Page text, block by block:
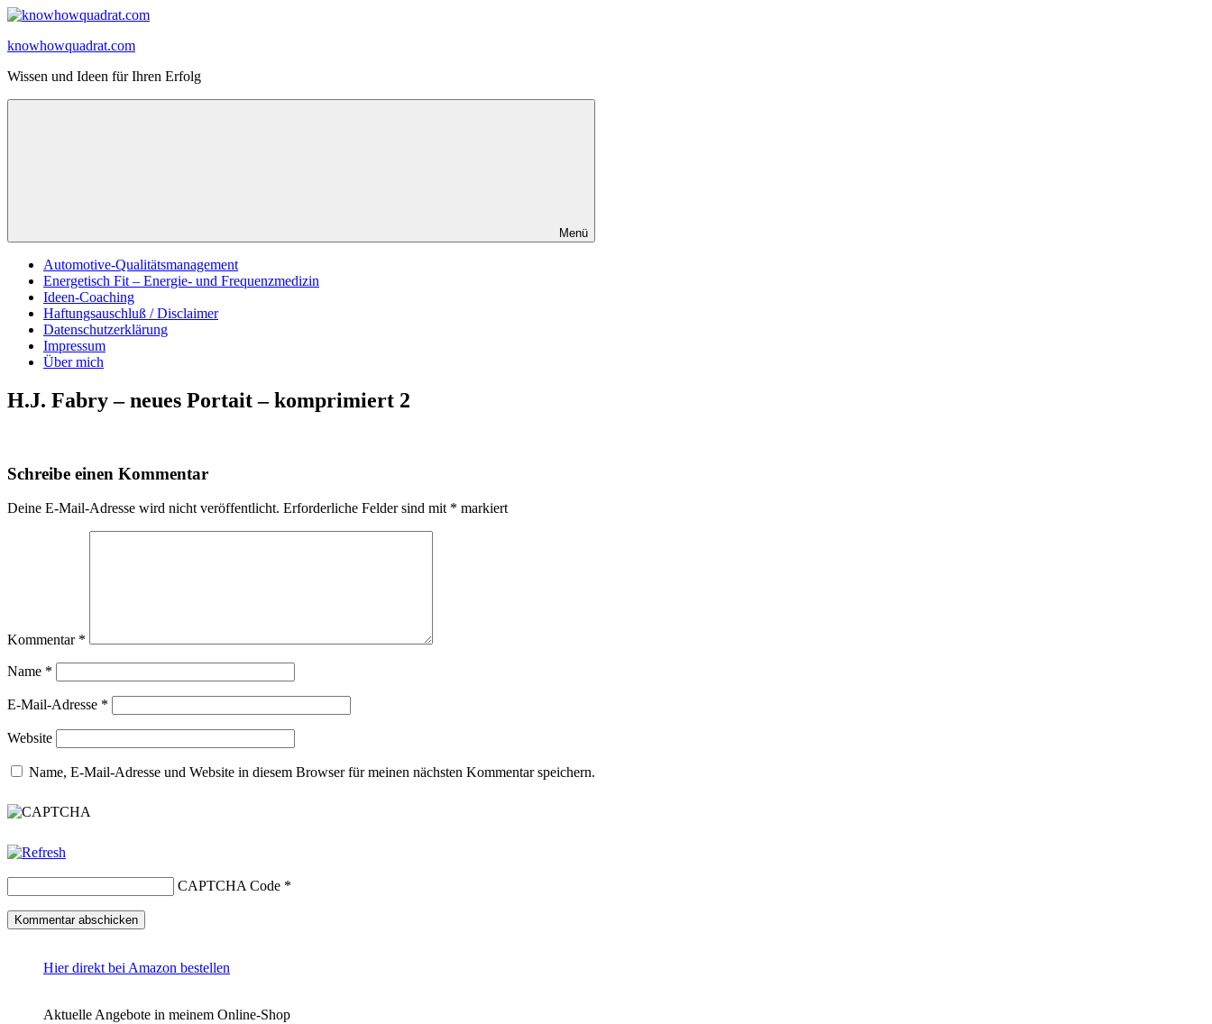
Zum
springen
knowhowquadrat.com
Wissen und Ideen für Ihren Erfolg
Menü
Automotive-Qualitätsmanagement
Energetisch Fit – Energie- und Frequenzmedizin
Ideen-Coaching
Haftungsauschluß / Disclaimer
Datenschutzerklärung
Impressum
Über mich
H.J. Fabry – neues Portait – komprimiert 2
Schreibe einen Kommentar
Deine E-Mail-Adresse wird nicht veröffentlicht. Erforderliche Felder sind mit * markiert
Kommentar *
Name *
E-Mail-Adresse *
Website
Name, E-Mail-Adresse und Website in diesem Browser für meinen nächsten Kommentar speichern.
CAPTCHA Code *
Hier direkt bei Amazon bestellen
Aktuelle Angebote in meinem Online-Shop